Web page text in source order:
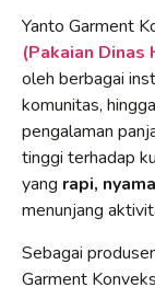
Yanto Garment
(Pakaian Dinas
oleh berbagai
komunitas,
pengalaman
tinggi terhadap
yang rapi,
menunjang
Sebagai
Garment